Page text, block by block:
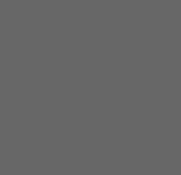
42.1 in, Couleur: Gris foncé, Taille: 1XL